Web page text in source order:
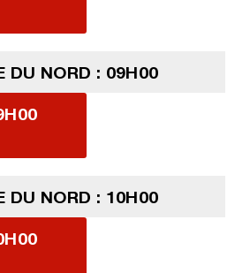
DU NORD : 09H00
DU NORD : 10H00